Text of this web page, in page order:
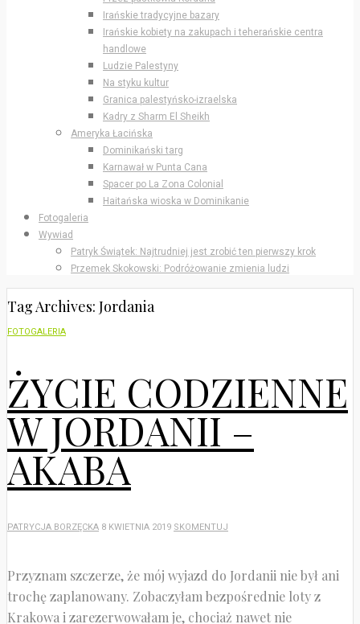
Irańskie tradycyjne bazary
Irańskie kobiety na zakupach i teherańskie centra
handlowe
Ludzie Palestyny
Na styku kultur
Granica palestyńsko-izraelska
Kadry z Sharm El Sheikh
Ameryka Łacińska
Dominikański targ
Karnawał w Punta Cana
Spacer po La Zona Colonial
Haitańska wioska w Dominikanie
Fotogaleria
Wywiad
Patryk Świątek: Najtrudniej jest zrobić ten pierwszy krok
Przemek Skokowski: Podróżowanie zmienia ludzi
Tag Archives: Jordania
FOTOGALERIA
ŻYCIE CODZIENNE
W JORDANII –
AKABA
PATRYCJA BORZĘCKA 8 KWIETNIA 2019 SKOMENTUJ
Przyznam szczerze, że mój wyjazd do Jordanii nie był ani
trochę zaplanowany. Zobaczyłam bezpośrednie loty z
Krakowa i zarezerwowałam je, chociaż nawet nie